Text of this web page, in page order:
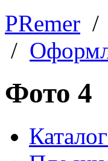
PRemer /
/
Фото 4